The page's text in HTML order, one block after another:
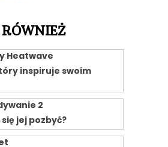
inspiruje swoim
jej pozbyć?